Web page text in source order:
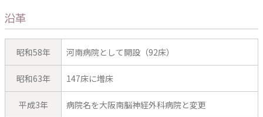
沿革
昭和58年 河南病院として開設（92床）
昭和63年 147床に増床
平成3年 病院名を大阪南脳神経外科病院と変更